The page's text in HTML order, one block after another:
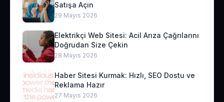
Satışa Açın
29 Mayıs 2026
Elektrikçi Web Sitesi: Acil Arıza Çağrılarını
Doğrudan Size Çekin
28 Mayıs 2026
Haber Sitesi Kurmak: Hızlı, SEO Dostu ve
Reklama Hazır
27 Mayıs 2026